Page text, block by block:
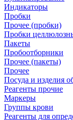
Индикаторы
Пробки
Прочее (пробки)
Пробки
Пакеты
Пробоотборники
Прочее (пакеты)
Прочее
Посуда и изделия
Реагенты прочие
Маркеры
Группы крови
Реагенты для